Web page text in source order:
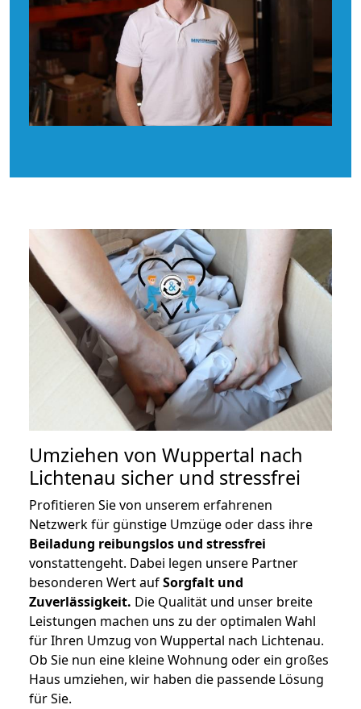
Umziehen von Wuppertal nach
Lichtenau sicher und stressfrei
Profitieren Sie von unserem erfahrenen
Netzwerk für günstige Umzüge oder dass ihre
Beiladung reibungslos und stressfrei
vonstattengeht. Dabei legen unsere Partner
besonderen Wert aufSorgfalt und
Zuverlässigkeit. Die Qualität und unser breite
Leistungen machen uns zu der optimalen Wahl
für Ihren Umzug von Wuppertal nach Lichtenau.
Ob Sie nun eine kleine Wohnung oder ein großes
Haus umziehen, wir haben die passende Lösung
für Sie.